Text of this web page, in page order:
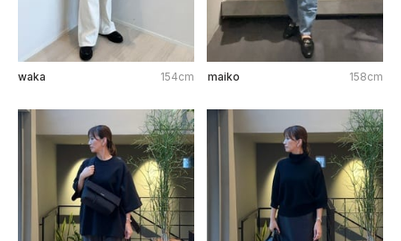
waka 154cm maiko 158cm